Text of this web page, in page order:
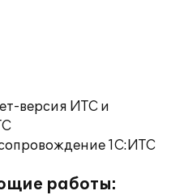
версия ИТС и
1С:ИТС
работы: